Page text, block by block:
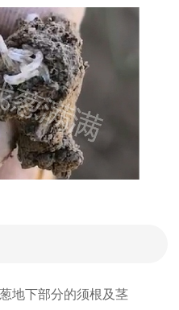
地下部分的须根及茎